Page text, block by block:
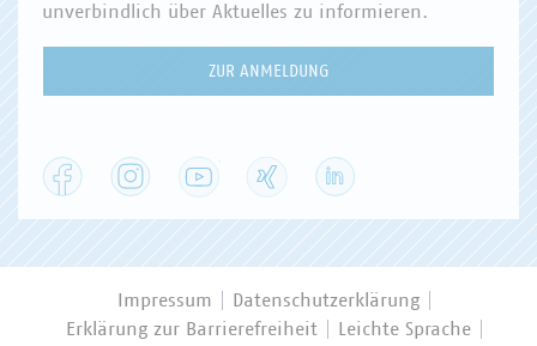
unverbindlich über Aktuelles zu informieren.
ZUR ANMELDUNG
Facebook Instagram YouTube
Impressum
Datenschutzerklärung
Erklärung zur Barrierefreiheit
Leichte Sprache